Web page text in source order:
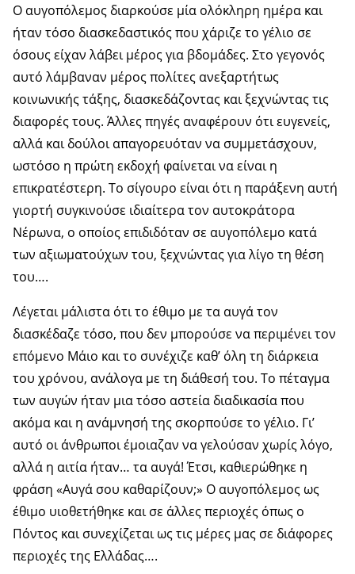
Ο αυγοπόλεμος διαρκούσε μία ολόκληρη ημέρα και
ήταν τόσο διασκεδαστικός που χάριζε το γέλιο σε
όσους είχαν λάβει μέρος για βδομάδες. Στο γεγονός
αυτό λάμβαναν μέρος πολίτες ανεξαρτήτως
κοινωνικής τάξης, διασκεδάζοντας και ξεχνώντας τις
διαφορές τους. Άλλες πηγές αναφέρουν ότι ευγενείς,
αλλά και δούλοι απαγορευόταν να συμμετάσχουν,
ωστόσο η πρώτη εκδοχή φαίνεται να είναι η
επικρατέστερη. Το σίγουρο είναι ότι η παράξενη αυτή
γιορτή συγκινούσε ιδιαίτερα τον αυτοκράτορα
Νέρωνα, ο οποίος επιδιδόταν σε αυγοπόλεμο κατά
των αξιωματούχων του, ξεχνώντας για λίγο τη θέση
του….
Λέγεται μάλιστα ότι το έθιμο με τα αυγά τον
διασκέδαζε τόσο, που δεν μπορούσε να περιμένει τον
επόμενο Μάιο και το συνέχιζε καθ’ όλη τη διάρκεια
του χρόνου, ανάλογα με τη διάθεσή του. Το πέταγμα
των αυγών ήταν μια τόσο αστεία διαδικασία που
ακόμα και η ανάμνησή της σκορπούσε το γέλιο. Γι’
αυτό οι άνθρωποι έμοιαζαν να γελούσαν χωρίς λόγο,
αλλά η αιτία ήταν… τα αυγά! Έτσι, καθιερώθηκε η
φράση «Αυγά σου καθαρίζουν;» Ο αυγοπόλεμος ως
έθιμο υιοθετήθηκε και σε άλλες περιοχές όπως ο
Πόντος και συνεχίζεται ως τις μέρες μας σε διάφορες
περιοχές της Ελλάδας….